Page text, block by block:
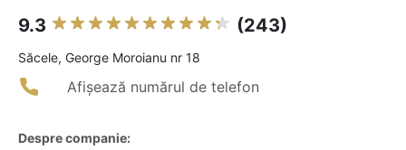
9.3 (243)
Săcele, George Moroianu nr 18
Afișează numărul de telefon
Despre companie: